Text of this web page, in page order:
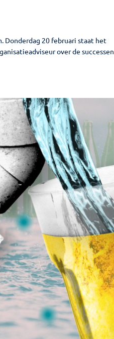
Donderdag 20 februari staat het
over de successen